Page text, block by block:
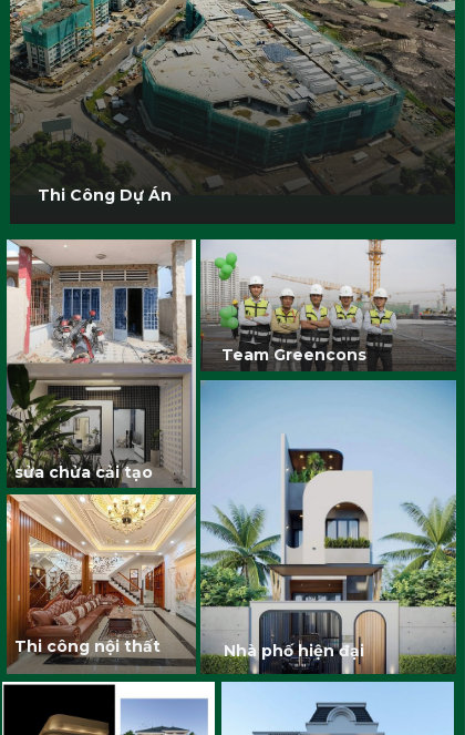
Thi Công Dự Án
Thi công nội thất
Team Greencons
Nhà phố hiện đại
sửa chửa cải tạo